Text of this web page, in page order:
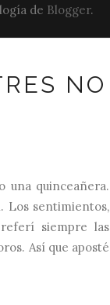
de Blogger.
NO
una quinceañera.
Los sentimientos,
siempre las
Así que aposté